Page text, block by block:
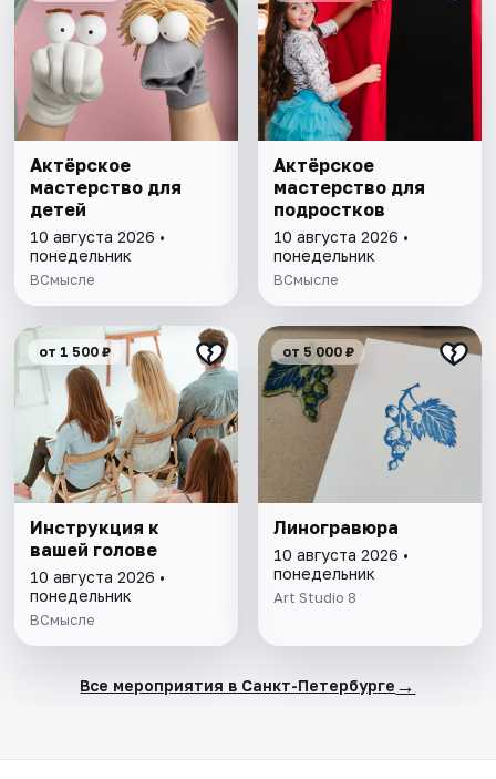
Актёрское
мастерство для
детей
10 августа 2026 •
понедельник
ВСмысле
Актёрское
мастерство для
подростков
10 августа 2026 •
понедельник
ВСмысле
от 1 500 ₽
Инструкция к
вашей голове
10 августа 2026 •
понедельник
ВСмысле
от 5 000 ₽
Линогравюра
10 августа 2026 •
понедельник
Art Studio 8
Все мероприятия в Санкт-Петербурге →